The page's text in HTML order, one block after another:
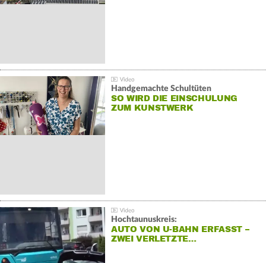
Handgemachte Schultüten
SO WIRD DIE EINSCHULUNG
ZUM KUNSTWERK
Hochtaunuskreis:
AUTO VON U-BAHN ERFASST –
ZWEI VERLETZTE…